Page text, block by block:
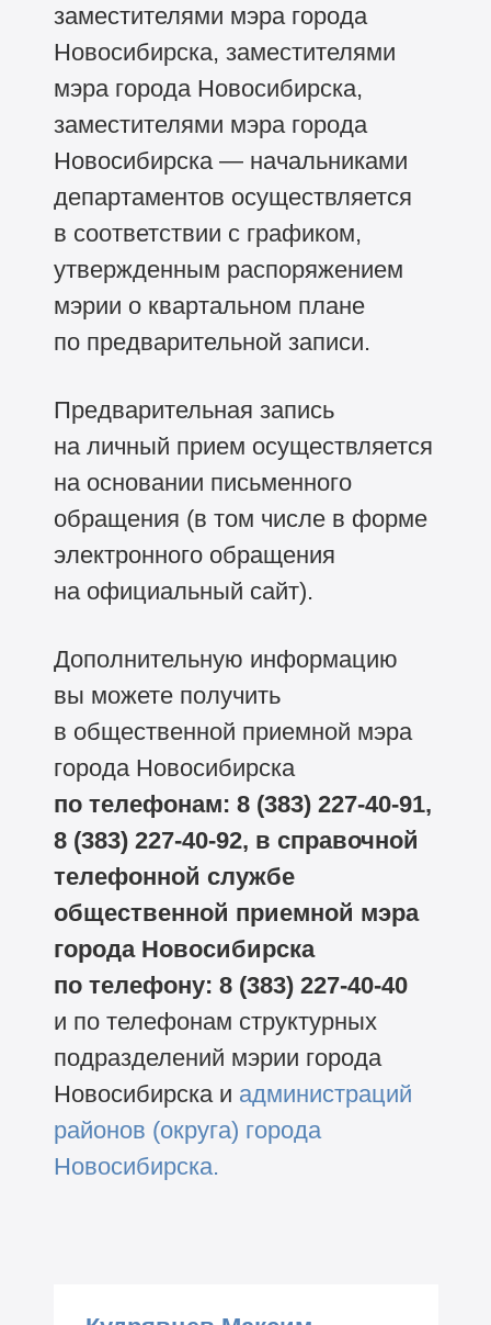
заместителями мэра города
Новосибирска, заместителями
мэра города Новосибирска,
заместителями мэра города
Новосибирска — начальниками
департаментов осуществляется
в соответствии с графиком,
утвержденным распоряжением
мэрии о квартальном плане
по предварительной записи.
Предварительная запись
на личный прием осуществляется
на основании письменного
обращения (в том числе в форме
электронного обращения
на официальный сайт).
Дополнительную информацию
вы можете получить
в общественной приемной мэра
города Новосибирска
по телефонам: 8 (383) 227-40-91,
8 (383) 227-40-92, в справочной
телефонной службе
общественной приемной мэра
города Новосибирска
по телефону: 8 (383) 227-40-40
и по телефонам структурных
подразделений мэрии города
Новосибирска и администраций
районов (округа) города
Новосибирска.